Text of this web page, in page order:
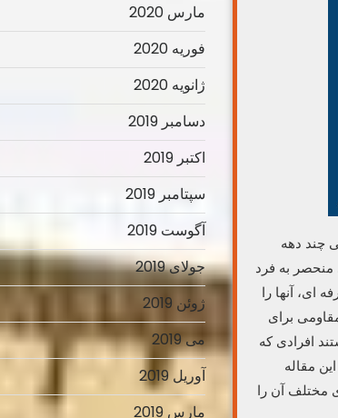
چند دهه
به فرد
ای، آنها را
برای
افرادی که
مقاله
مختلف آن را
مارس 2020
فوریه 2020
ژانویه 2020
دسامبر 2019
اکتبر 2019
سپتامبر 2019
آگوست 2019
جولای 2019
ژوئن 2019
می 2019
آوریل 2019
مارس 2019